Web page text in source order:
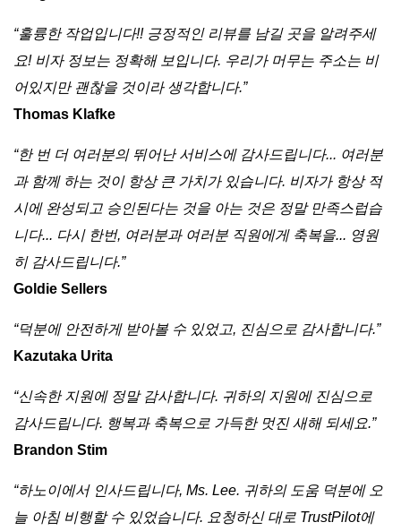
“훌륭한 작업입니다!! 긍정적인 리뷰를 남길 곳을 알려주세
요! 비자 정보는 정확해 보입니다. 우리가 머무는 주소는 비
어있지만 괜찮을 것이라 생각합니다.”
Thomas Klafke
“한 번 더 여러분의 뛰어난 서비스에 감사드립니다... 여러분
과 함께 하는 것이 항상 큰 가치가 있습니다. 비자가 항상 적
시에 완성되고 승인된다는 것을 아는 것은 정말 만족스럽습
니다... 다시 한번, 여러분과 여러분 직원에게 축복을... 영원
히 감사드립니다.”
Goldie Sellers
“덕분에 안전하게 받아볼 수 있었고, 진심으로 감사합니다.”
Kazutaka Urita
“신속한 지원에 정말 감사합니다. 귀하의 지원에 진심으로
감사드립니다. 행복과 축복으로 가득한 멋진 새해 되세요.”
Brandon Stim
“하노이에서 인사드립니다, Ms. Lee. 귀하의 도움 덕분에 오
늘 아침 비행할 수 있었습니다. 요청하신 대로 TrustPilot에